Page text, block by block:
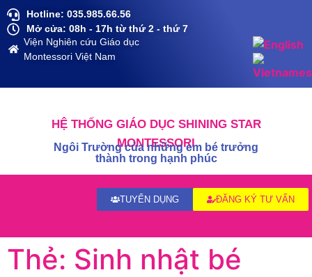
Hotline: 035.985.66.56
Mở cửa: 08h - 17h từ thứ 2 - thứ 7
Viện Nghiên cứu Giáo dục
Montessori Việt Nam
HỆ THỐNG GIÁO DỤC SHINING STAR
MONTESSORI
Ngôi Trường của những em bé trưởng
thành trong hạnh phúc
ĐĂNG KÝ TƯ VẤN
TUYỂN DỤNG
Thẻ: Sinh nhật bé